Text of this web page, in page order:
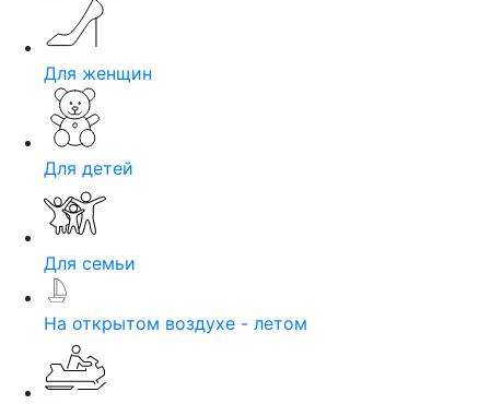
Для женщин
Для детей
Для семьи
На открытом воздухе - летом